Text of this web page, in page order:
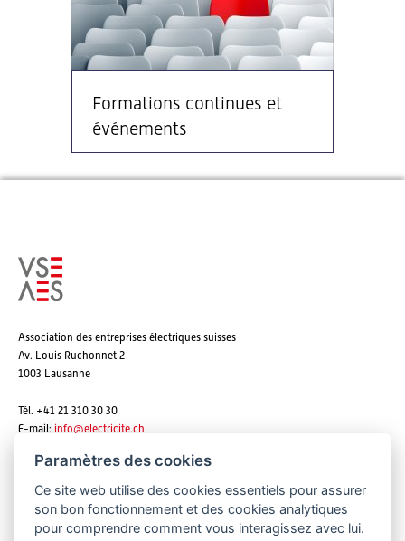
Formations continues et
événements
Association des entreprises électriques suisses
Av. Louis Ruchonnet 2
1003 Lausanne
Tél. +41 21 310 30 30
E-mail: info@electricite.ch
S'abonner aux newsletters
Paramètres des cookies
Ce site web utilise des cookies essentiels pour assurer
son bon fonctionnement et des cookies analytiques
pour comprendre comment vous interagissez avec lui.